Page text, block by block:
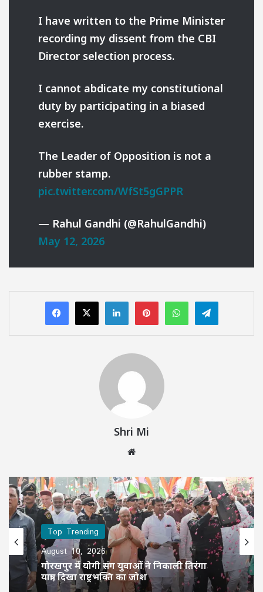
I have written to the Prime Minister
recording my dissent from the CBI
Director selection process.
I cannot abdicate my constitutional
duty by participating in a biased
exercise.
The Leader of Opposition is not a
rubber stamp.
pic.twitter.com/WfSt5gGPPR
— Rahul Gandhi (@RahulGandhi)
May 12, 2026
LinkedInPinterestWhatsAppTelegram
Shri Mi
Top Trending
August 10, 2026
गोरखपुर में योगी संग युवाओं ने निकाली तिरंगा
यात्रा, दिखा राष्ट्रभक्ति का जोश